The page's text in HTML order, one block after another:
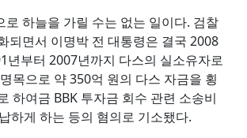
로 하늘을 가릴 수는 없는 일이다. 검찰
되면서 이명박 전 대통령은 결국 2008
년부터 2007년까지 다스의 실소유자로
목으로 약 350억 원의 다스 자금을 횡
하여금 BBK 투자금 회수 관련 소송비
하게 하는 등의 혐의로 기소됐다.